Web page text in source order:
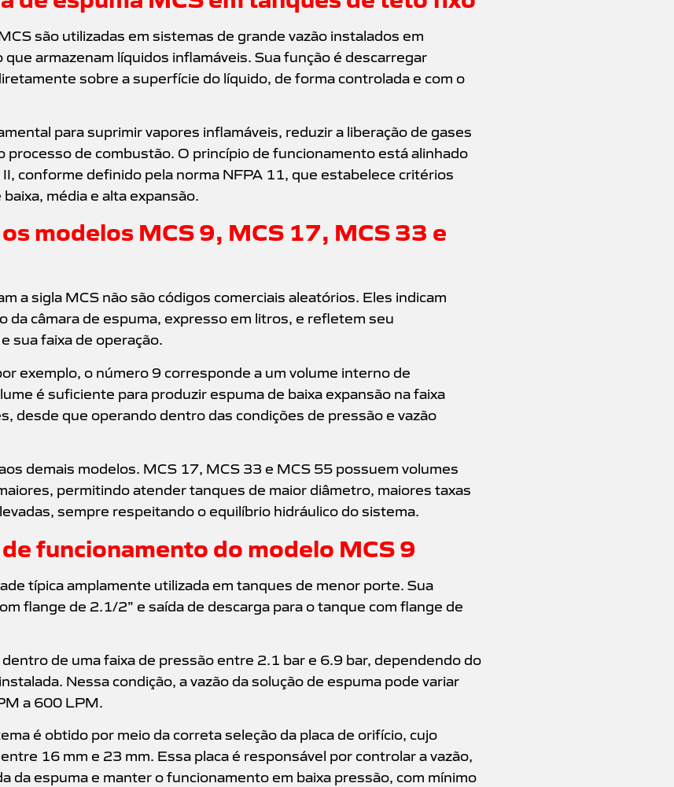
são utilizadas em sistemas de grande vazão instalados em
armazenam líquidos inflamáveis. Sua função é descarregar
sobre a superfície do líquido, de forma controlada e com o
para suprimir vapores inflamáveis, reduzir a liberação de gases
processo de combustão. O princípio de funcionamento está alinhado
conforme definido pela norma NFPA 11, que estabelece critérios
média e alta expansão.
modelos MCS 9, MCS 17, MCS 33 e
a sigla MCS não são códigos comerciais aleatórios. Eles indicam
da câmara de espuma, expresso em litros, e refletem seu
sua faixa de operação.
exemplo, o número 9 corresponde a um volume interno de
é suficiente para produzir espuma de baixa expansão na faixa
desde que operando dentro das condições de pressão e vazão
demais modelos. MCS 17, MCS 33 e MCS 55 possuem volumes
permitindo atender tanques de maior diâmetro, maiores taxas
sempre respeitando o equilíbrio hidráulico do sistema.
funcionamento do modelo MCS 9
típica amplamente utilizada em tanques de menor porte. Sua
flange de 2.1/2” e saída de descarga para o tanque com flange de
de uma faixa de pressão entre 2.1 bar e 6.9 bar, dependendo do
Nessa condição, a vazão da solução de espuma pode variar
a 600 LPM.
é obtido por meio da correta seleção da placa de orifício, cujo
16 mm e 23 mm. Essa placa é responsável por controlar a vazão,
da espuma e manter o funcionamento em baixa pressão, com mínimo